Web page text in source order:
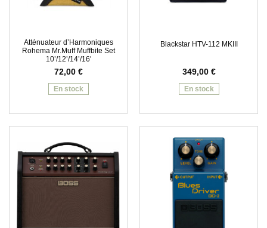
Atténuateur d’Harmoniques
Rohema Mr.Muff Muffbite Set
10’/12’/14’/16′
72,00 €
En stock
Blackstar HTV-112 MKIII
349,00 €
En stock